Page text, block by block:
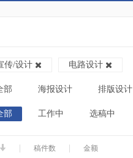
传/设计 电路设计
部 海报设计 排版设计
部 工作中 选稿中
稿件数 金额